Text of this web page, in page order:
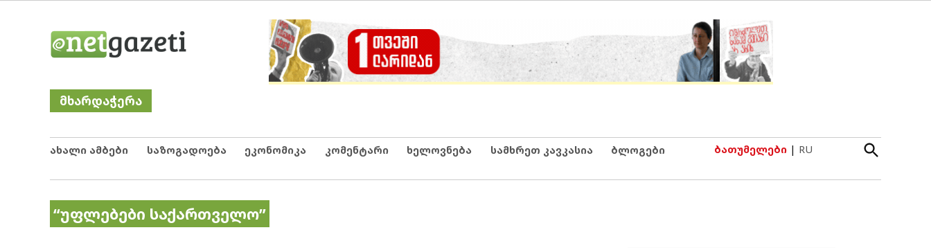
Netgazeti
მხარდაჭერა
ახალი ამბები საზოგადოება ეკონომიკა კომენტარი ხელოვნება სამხრეთ კავკასია ბლოგები ბათუმელები | RU
Open
Search
“უფლებები საქართველო”